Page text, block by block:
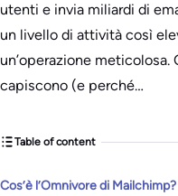
utenti e invia miliardi di
un livello di attività così
un’operazione
capiscono (e perché…
Table of content
Cos’è l’Omnivore di Mailchimp?